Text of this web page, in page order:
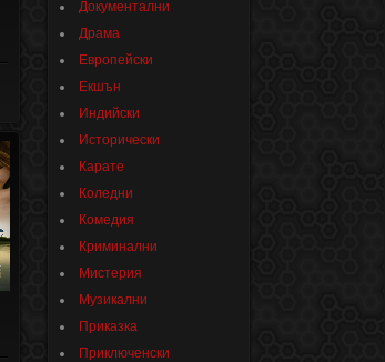
Документални
Драма
Европейски
Екшън
Индийски
Исторически
Карате
Коледни
Комедия
Криминални
Мистерия
Музикални
Приказка
Приключенски